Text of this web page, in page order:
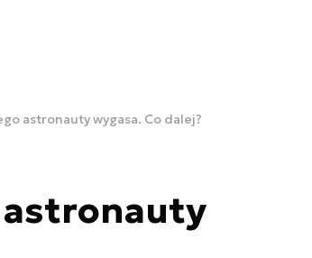
astronauty wygasa. Co dalej?